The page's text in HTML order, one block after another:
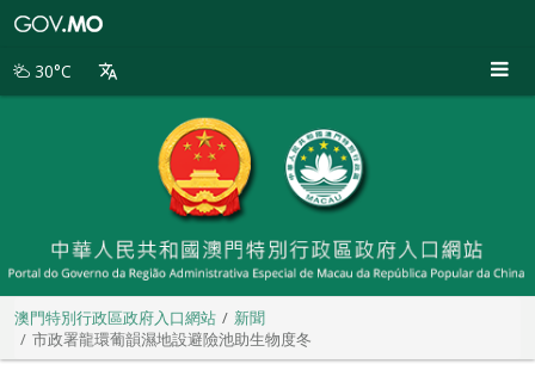
別
30°C
澳門特別行政區政府入口網站
新聞
市政署龍環葡韻濕地設避險池助生物度冬